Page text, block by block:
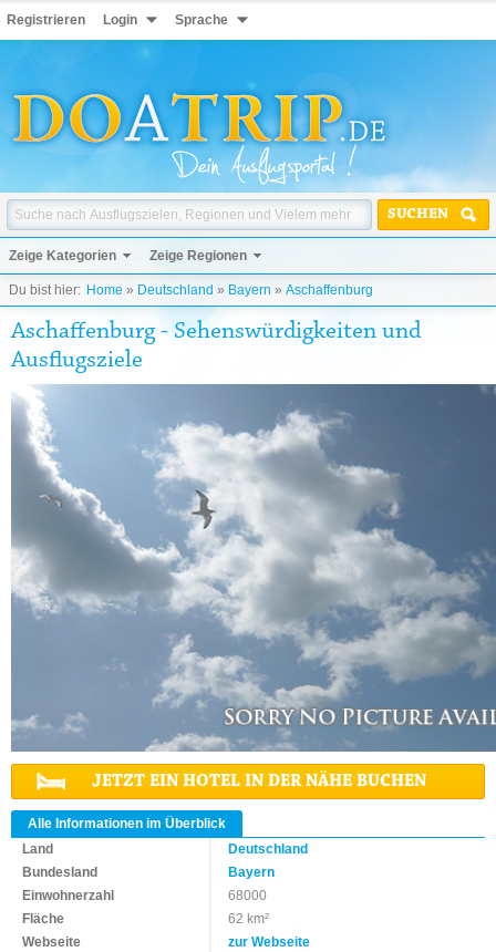
Registrieren Login Sprache
SUCHEN
Zeige Kategorien Zeige Regionen
Du bist hier: Home » Deutschland » Bayern » Aschaffenburg
Aschaffenburg - Sehenswürdigkeiten und
Ausflugsziele
JETZT EIN HOTEL IN DER NÄHE BUCHEN
Alle Informationen im Überblick
Land
Deutschland
Bundesland
Bayern
Einwohnerzahl
68000
Fläche
62 km²
Webseite
zur Webseite